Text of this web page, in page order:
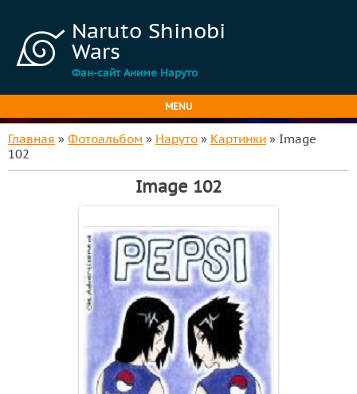
Naruto Shinobi
Wars
Фан-сайт Аниме Наруто
MENU
Главная » Фотоальбом » Наруто » Картинки » Image
102
Image 102